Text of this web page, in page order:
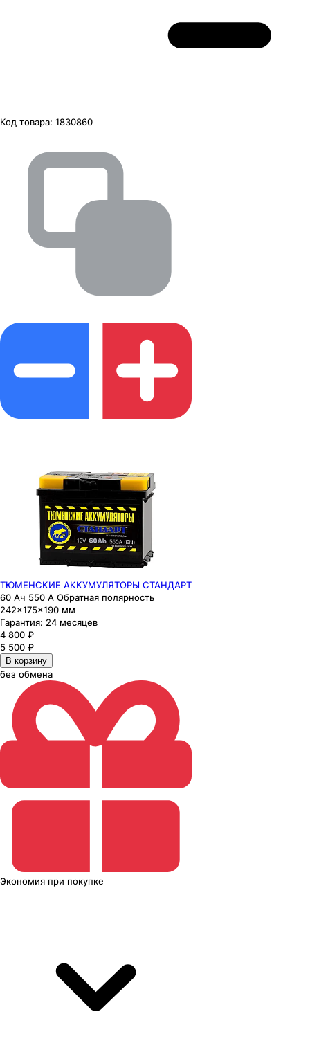
Код товара: 1830860
ТЮМЕНСКИЕ АККУМУЛЯТОРЫ СТАНДАРТ
60 Ач 550 А Обратная полярность
242×175×190 мм
Гарантия: 24 месяцев
4 800 ₽
5 500 ₽
В корзину
без обмена
Экономия при покупке